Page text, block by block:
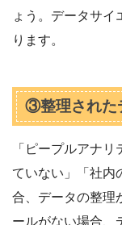
ょう。データサ
ります。
③整理された
「ピープルアナ
ていない」「社内
合、データの整理
ールがない場合、